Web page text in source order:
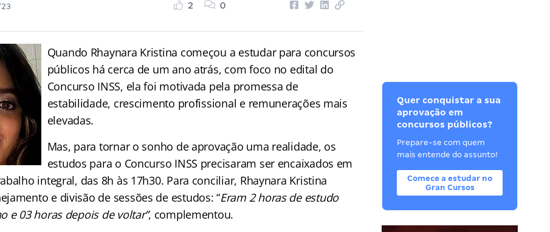
2 0
Quando Rhaynara Kristina começou a estudar para concursos
públicos há cerca de um ano atrás, com foco no edital do
Concurso INSS, ela foi motivada pela promessa de
estabilidade, crescimento profissional e remunerações mais
elevadas.
Mas, para tornar o sonho de aprovação uma realidade, os
estudos para o Concurso INSS precisaram ser encaixados em
integral, das 8h às 17h30. Para conciliar, Rhaynara Kristina
e divisão de sessões de estudos: “Eram 2 horas de estudo
e 03 horas depois de voltar”, complementou.
Quer conquistar a sua
aprovação em
concursos públicos?
Prepare-se com quem
mais entende do assunto!
Comece a estudar no
Gran Cursos